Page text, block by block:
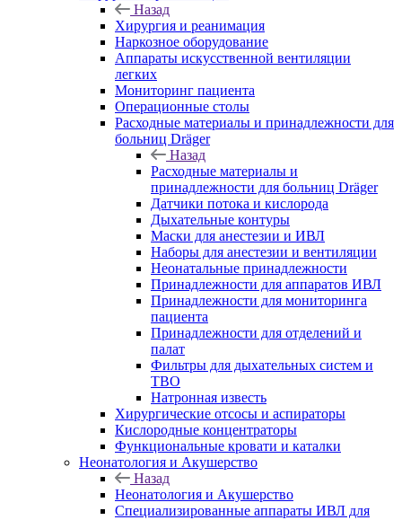
Назад
Хирургия и реанимация
Наркозное оборудование
Аппараты искусственной вентиляции
легких
Мониторинг пациента
Операционные столы
Расходные материалы и принадлежности для
больниц Dräger
Назад
Расходные материалы и
принадлежности для больниц Dräger
Датчики потока и кислорода
Дыхательные контуры
Маски для анестезии и ИВЛ
Наборы для анестезии и вентиляции
Неонатальные принадлежности
Принадлежности для аппаратов ИВЛ
Принадлежности для мониторинга
пациента
Принадлежности для отделений и
палат
Фильтры для дыхательных систем и
ТВО
Натронная известь
Хирургические отсосы и аспираторы
Кислородные концентраторы
Функциональные кровати и каталки
Неонатология и Акушерство
Назад
Неонатология и Акушерство
Специализированные аппараты ИВЛ для